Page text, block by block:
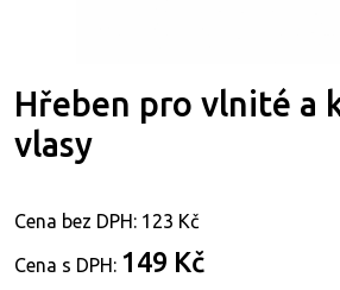
Hřeben pro vlnité a
vlasy
Cena bez DPH: 123 Kč
Cena s DPH: 149 Kč